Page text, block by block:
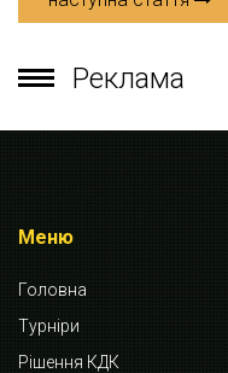
Реклама
Меню
Головна
Турніри
Рішення КДК